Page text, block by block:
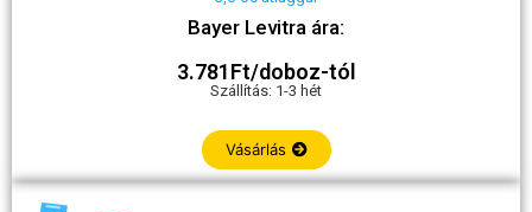
Bayer Levitra ára:
3.781Ft/doboz-tól
Szállítás: 1-3 hét
Vásárlás